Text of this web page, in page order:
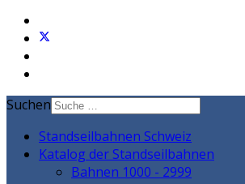
Suchen
Standseilbahnen Schweiz
Katalog der Standseilbahnen
Bahnen 1000 - 2999